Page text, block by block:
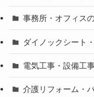
事務所・オフィス
ダイノックシート
電気工事・設備工
介護リフォーム・